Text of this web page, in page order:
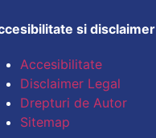
si disclaimer
Accesibilitate
Disclaimer Legal
Drepturi de Autor
Sitemap